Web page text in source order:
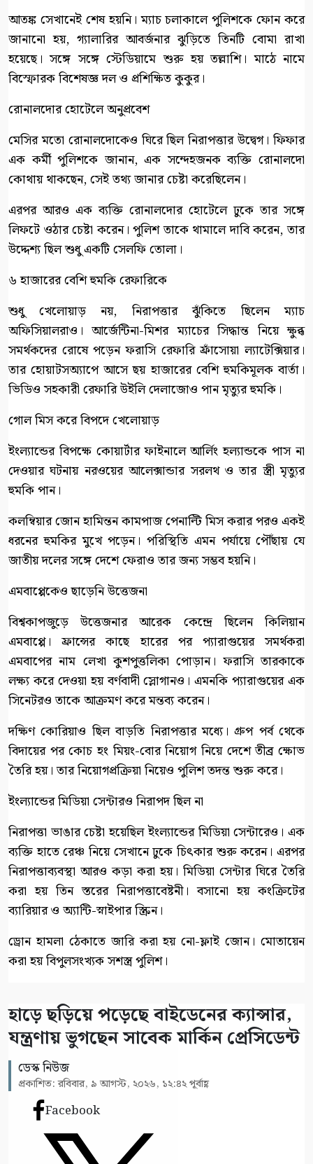
আতঙ্ক সেখানেই শেষ হয়নি। ম্যাচ চলাকালে পুলিশকে ফোন করে
জানানো হয়, গ্যালারির আবর্জনার ঝুড়িতে তিনটি বোমা রাখা
হয়েছে। সঙ্গে সঙ্গে স্টেডিয়ামে শুরু হয় তল্লাশি। মাঠে নামে
বিস্ফোরক বিশেষজ্ঞ দল ও প্রশিক্ষিত কুকুর।
রোনালদোর হোটেলে অনুপ্রবেশ
মেসির মতো রোনালদোকেও ঘিরে ছিল নিরাপত্তার উদ্বেগ। ফিফার
এক কর্মী পুলিশকে জানান, এক সন্দেহজনক ব্যক্তি রোনালদো
কোথায় থাকছেন, সেই তথ্য জানার চেষ্টা করেছিলেন।
এরপর আরও এক ব্যক্তি রোনালদোর হোটেলে ঢুকে তার সঙ্গে
লিফটে ওঠার চেষ্টা করেন। পুলিশ তাকে থামালে দাবি করেন, তার
উদ্দেশ্য ছিল শুধু একটি সেলফি তোলা।
৬ হাজারের বেশি হুমকি রেফারিকে
শুধু খেলোয়াড় নয়, নিরাপত্তার ঝুঁকিতে ছিলেন ম্যাচ
অফিসিয়ালরাও। আর্জেন্টিনা-মিশর ম্যাচের সিদ্ধান্ত নিয়ে ক্ষুব্ধ
সমর্থকদের রোষে পড়েন ফরাসি রেফারি ফ্রাঁসোয়া ল্যাটেক্সিয়ার।
তার হোয়াটসঅ্যাপে আসে ছয় হাজারের বেশি হুমকিমূলক বার্তা।
ভিডিও সহকারী রেফারি উইলি দেলাজোও পান মৃত্যুর হুমকি।
গোল মিস করে বিপদে খেলোয়াড়
ইংল্যান্ডের বিপক্ষে কোয়ার্টার ফাইনালে আর্লিং হল্যান্ডকে পাস না
দেওয়ার ঘটনায় নরওয়ের আলেক্সান্ডার সরলথ ও তার স্ত্রী মৃত্যুর
হুমকি পান।
কলম্বিয়ার জোন হামিন্তন কামপাজ পেনাল্টি মিস করার পরও একই
ধরনের হুমকির মুখে পড়েন। পরিস্থিতি এমন পর্যায়ে পৌঁছায় যে
জাতীয় দলের সঙ্গে দেশে ফেরাও তার জন্য সম্ভব হয়নি।
এমবাপ্পেকেও ছাড়েনি উত্তেজনা
বিশ্বকাপজুড়ে উত্তেজনার আরেক কেন্দ্রে ছিলেন কিলিয়ান
এমবাপ্পে। ফ্রান্সের কাছে হারের পর প্যারাগুয়ের সমর্থকরা
এমবাপের নাম লেখা কুশপুত্তলিকা পোড়ান। ফরাসি তারকাকে
লক্ষ্য করে দেওয়া হয় বর্ণবাদী স্লোগানও। এমনকি প্যারাগুয়ের এক
সিনেটরও তাকে আক্রমণ করে মন্তব্য করেন।
দক্ষিণ কোরিয়াও ছিল বাড়তি নিরাপত্তার মধ্যে। গ্রুপ পর্ব থেকে
বিদায়ের পর কোচ হং মিয়ং-বোর নিয়োগ নিয়ে দেশে তীব্র ক্ষোভ
তৈরি হয়। তার নিয়োগপ্রক্রিয়া নিয়েও পুলিশ তদন্ত শুরু করে।
ইংল্যান্ডের মিডিয়া সেন্টারও নিরাপদ ছিল না
নিরাপত্তা ভাঙার চেষ্টা হয়েছিল ইংল্যান্ডের মিডিয়া সেন্টারেও। এক
ব্যক্তি হাতে রেঞ্চ নিয়ে সেখানে ঢুকে চিৎকার শুরু করেন। এরপর
নিরাপত্তাব্যবস্থা আরও কড়া করা হয়। মিডিয়া সেন্টার ঘিরে তৈরি
করা হয় তিন স্তরের নিরাপত্তাবেষ্টনী। বসানো হয় কংক্রিটের
ব্যারিয়ার ও অ্যান্টি-স্নাইপার স্ক্রিন।
ড্রোন হামলা ঠেকাতে জারি করা হয় নো-ফ্লাই জোন। মোতায়েন
করা হয় বিপুলসংখ্যক সশস্ত্র পুলিশ।
হাড়ে ছড়িয়ে পড়েছে বাইডেনের ক্যান্সার,
যন্ত্রণায় ভুগছেন সাবেক মার্কিন প্রেসিডেন্ট
ডেস্ক নিউজ
প্রকাশিত: রবিবার, ৯ আগস্ট, ২০২৬, ১২:৪২ পূর্বাহ্ণ
Facebook